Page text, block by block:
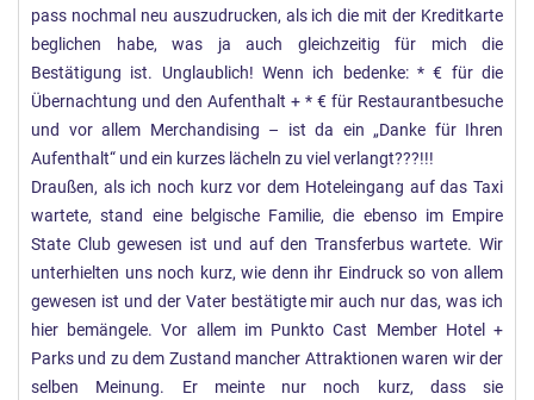
pass nochmal neu auszudrucken, als ich die mit der Kreditkarte
beglichen habe, was ja auch gleichzeitig für mich die
Bestätigung ist. Unglaublich! Wenn ich bedenke: * € für die
Übernachtung und den Aufenthalt + * € für Restaurantbesuche
und vor allem Merchandising – ist da ein „Danke für Ihren
Aufenthalt“ und ein kurzes lächeln zu viel verlangt???!!!
Draußen, als ich noch kurz vor dem Hoteleingang auf das Taxi
wartete, stand eine belgische Familie, die ebenso im Empire
State Club gewesen ist und auf den Transferbus wartete. Wir
unterhielten uns noch kurz, wie denn ihr Eindruck so von allem
gewesen ist und der Vater bestätigte mir auch nur das, was ich
hier bemängele. Vor allem im Punkto Cast Member Hotel +
Parks und zu dem Zustand mancher Attraktionen waren wir der
selben Meinung. Er meinte nur noch kurz, dass sie